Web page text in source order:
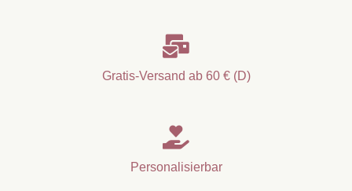

Gratis-Versand ab 60 € (D)

Personalisierbar